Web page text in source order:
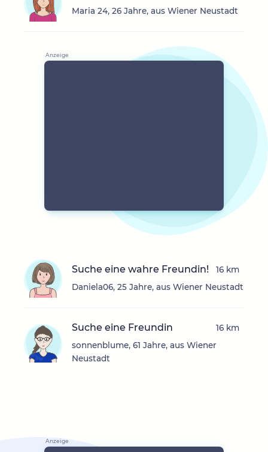
Maria 24, 26 Jahre, aus Wiener Neustadt
Suche eine wahre Freundin!
Daniela06, 25 Jahre, aus Wiener Neustadt
16 km
Suche eine Freundin
sonnenblume, 61 Jahre, aus Wiener
Neustadt
16 km